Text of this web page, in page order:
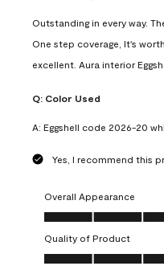
Outstanding in every way.
One step coverage, It's
excellent. Aura interior
Q: Color Used
A: Eggshell code 2026-20
Yes, I recommend this
Overall Appearance
Overall Appearance, 5.0
Quality of Product
Quality of Product, 5.0